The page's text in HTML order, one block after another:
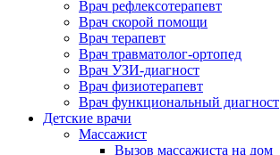
Врач рефлексотерапевт
Врач скорой помощи
Врач терапевт
Врач травматолог-ортопед
Врач УЗИ-диагност
Врач физиотерапевт
Врач функциональный диагност
Детские врачи
Массажист
Вызов массажиста на дом